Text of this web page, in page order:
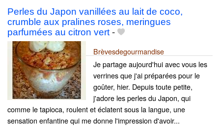
Perles du Japon vanillées au lait de coco,
crumble aux pralines roses, meringues
parfumées au citron vert -
Brèvesdegourmandise
Je partage aujourd'hui avec vous les
verrines que j'ai préparées pour le
goûter, hier. Depuis toute petite,
j'adore les perles du Japon, qui
comme le tapioca, roulent et éclatent sous la langue, une
sensation enfantine qui me donne l'impression d'avoir...